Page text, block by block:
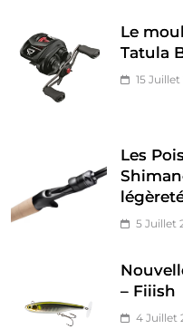
Le
Tatula
15
Les
5 Juillet
– Fiiish
4 Juillet